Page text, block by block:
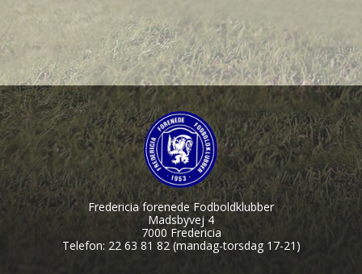
Fredericia forenede Fodboldklubber
Madsbyvej 4
7000 Fredericia
Telefon: 22 63 81 82 (mandag-torsdag 17-21)